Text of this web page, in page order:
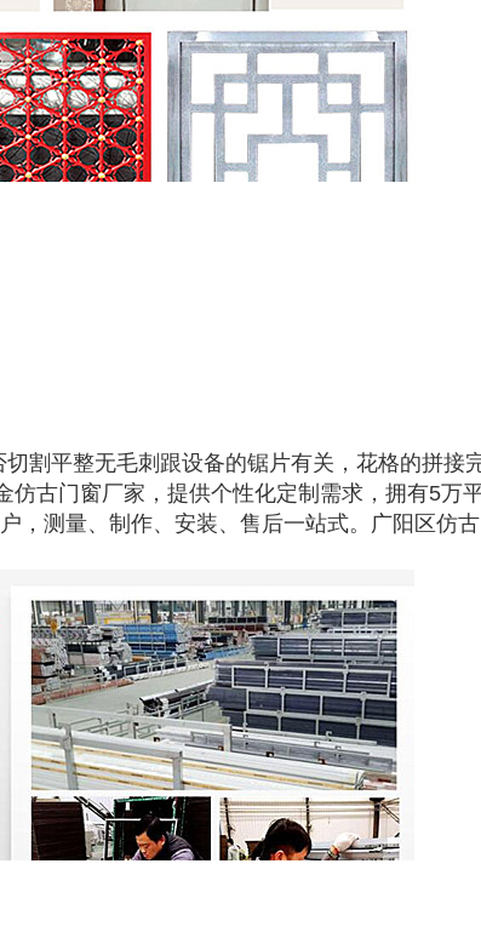
割平整无毛刺跟设备的锯片有关，花格的拼接
古门窗厂家，提供个性化定制需求，拥有5万
，测量、制作、安装、售后一站式。广阳区仿